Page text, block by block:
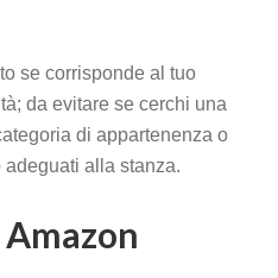
se corrisponde al tuo
da evitare se cerchi una
di appartenenza o
alla stanza.